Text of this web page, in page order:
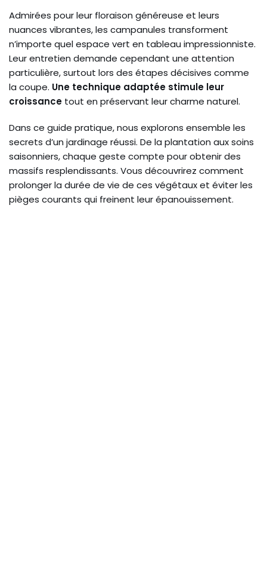
Admirées pour leur floraison généreuse et leurs
nuances vibrantes, les campanules transforment
n’importe quel espace vert en tableau impressionniste.
Leur entretien demande cependant une attention
particulière, surtout lors des étapes décisives comme
la coupe. Une technique adaptée stimule leur
croissance tout en préservant leur charme naturel.
Dans ce guide pratique, nous explorons ensemble les
secrets d’un jardinage réussi. De la plantation aux soins
saisonniers, chaque geste compte pour obtenir des
massifs resplendissants. Vous découvrirez comment
prolonger la durée de vie de ces végétaux et éviter les
pièges courants qui freinent leur épanouissement.